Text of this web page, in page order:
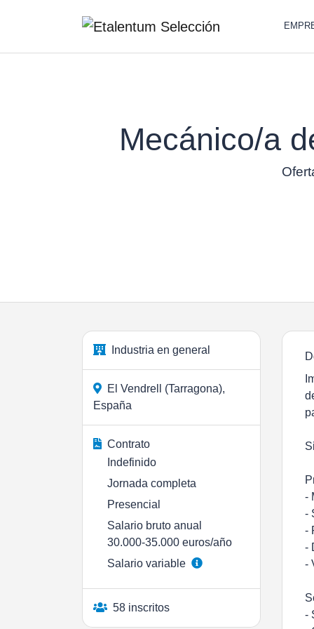
Mecánico/a
Industria en general
El Vendrell (Tarragona),
España
Contrato
Indefinido
Jornada completa
Presencial
Salario bruto anual
30.000-35.000 euros/año
Salario variable
58 inscritos
-
-
-
-
-
-